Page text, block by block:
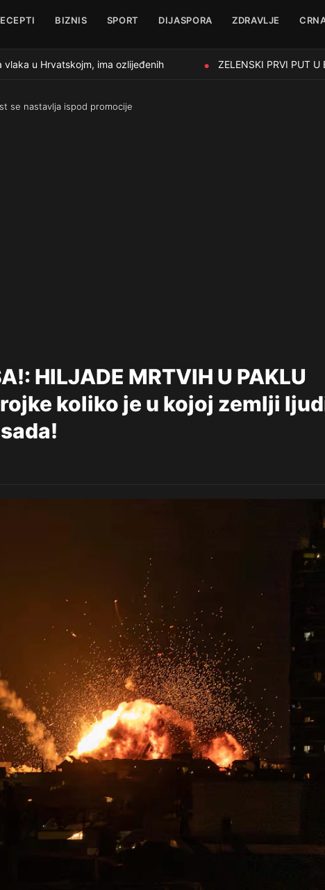
BIZNIS SPORT DIJASPORA ZDRAVLJE
u Hrvatskojm, ima ozlijeđenih ZELENSKI PRVI PUT
se nastavlja ispod promocije
HILJADE MRTVIH U PAKLU
koliko je u kojoj zemlji